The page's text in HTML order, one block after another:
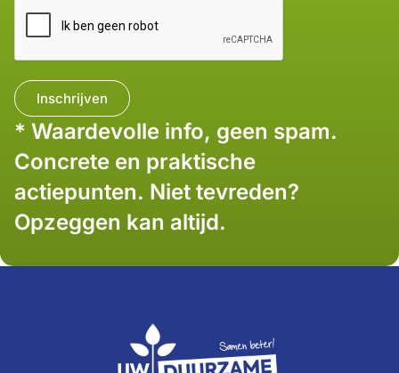
* Waardevolle info, geen spam.
Concrete en praktische
actiepunten. Niet tevreden?
Opzeggen kan altijd.